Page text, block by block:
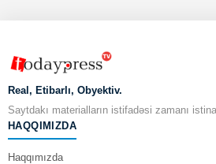
Real, Etibarlı, Obyektiv.
Saytdakı materialların istifadəsi zamanı
HAQQIMIZDA
Haqqımızda